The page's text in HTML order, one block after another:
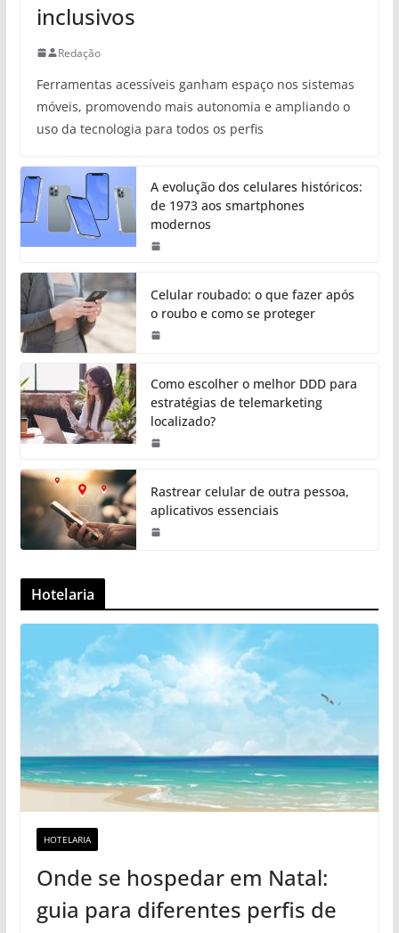
inclusivos
Redação
Ferramentas acessíveis ganham espaço nos sistemas
móveis, promovendo mais autonomia e ampliando o
uso da tecnologia para todos os perfis
A evolução dos celulares históricos:
de 1973 aos smartphones
modernos
Celular roubado: o que fazer após
o roubo e como se proteger
Como escolher o melhor DDD para
estratégias de telemarketing
localizado?
Rastrear celular de outra pessoa,
aplicativos essenciais
Hotelaria
HOTELARIA
Onde se hospedar em Natal:
guia para diferentes perfis de